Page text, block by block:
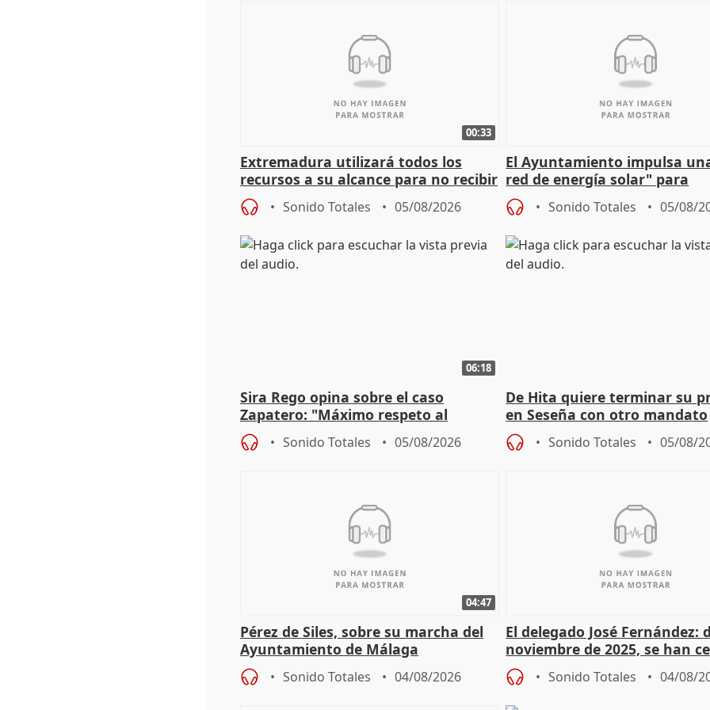
00:33
Extremadura utilizará todos los
recursos a su alcance para no recibir
más menores migrantes
Sonido Totales 05/08/2026
El Ayuntamiento impulsa
red de energía solar" para
autoconsumo
Sonido Totales 05/08/
06:18
Sira Rego opina sobre el caso
Zapatero: "Máximo respeto al
proceso judicial"
Sonido Totales 05/08/2026
De Hita quiere terminar su
en Seseña con otro mandato
Sonido Totales 05/08/
04:47
Pérez de Siles, sobre su marcha del
Ayuntamiento de Málaga
Sonido Totales 04/08/2026
El delegado José Fernández:
noviembre de 2025, se han
9.810 ayudas por nacimiento
Sonido Totales 04/08/